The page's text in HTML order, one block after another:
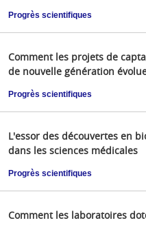
Progrès scientifiques
Comment les projets de
de nouvelle génération
Progrès scientifiques
L'essor des découvertes en
dans les sciences médicales
Progrès scientifiques
Comment les laboratoires